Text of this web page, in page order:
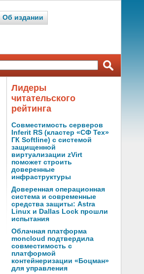
Об издании
Лидеры
читательского
рейтинга
Совместимость серверов
Inferit RS (кластер «СФ Тех»
ГК Softline) с системой
защищенной
виртуализации zVirt
поможет строить
доверенные
инфраструктуры
Доверенная операционная
система и современные
средства защиты: Astra
Linux и Dallas Lock прошли
испытания
Облачная платформа
moncloud подтвердила
совместимость с
платформой
контейнеризации «Боцман»
для управления